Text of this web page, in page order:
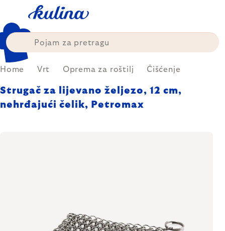
content
Home Vrt Oprema za roštilj Čišćenje
Strugač za lijevano željezo, 12 cm,
nehrđajući čelik, Petromax